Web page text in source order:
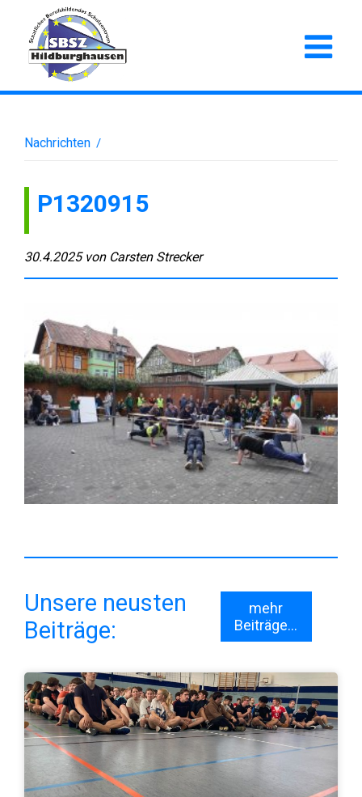
Nachrichten /
P1320915
30.4.2025 von Carsten Strecker
Unsere neusten
Beiträge:
mehr
Beiträge...